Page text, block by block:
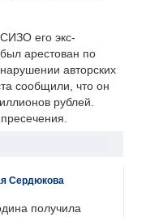
его экс-
арестован по
авторских
сообщили, что он
рублей.
Сердюкова
получила